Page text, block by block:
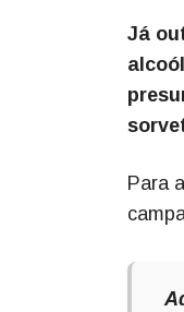
Já
Para